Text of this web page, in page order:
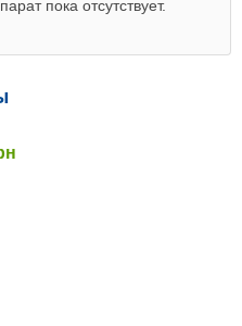
пока отсутствует.